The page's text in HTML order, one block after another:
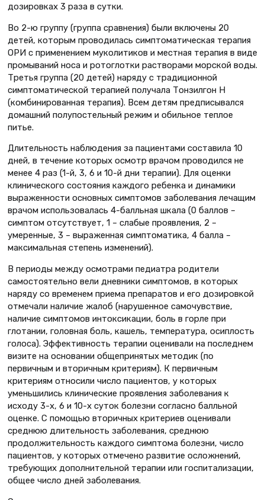
дозировках 3 раза в сутки.
Во 2-ю группу (группа сравнения) были включены 20
детей, которым проводилась симптоматическая терапия
ОРИ с применением муколитиков и местная терапия в виде
промываний носа и ротоглотки растворами морской воды.
Третья группа (20 детей) наряду с традиционной
симптоматической терапией получала Тонзилгон Н
(комбинированная терапия). Всем детям предписывался
домашний полупостельный режим и обильное теплое
питье.
Длительность наблюдения за пациентами составила 10
дней, в течение которых осмотр врачом проводился не
менее 4 раз (1-й, 3, 6 и 10-й дни терапии). Для оценки
клинического состояния каждого ребенка и динамики
выраженности основных симптомов заболевания лечащим
врачом использовалась 4-балльная шкала (0 баллов –
симптом отсутствует, 1 – слабые проявления, 2 –
умеренные, 3 – выраженная симптоматика, 4 балла –
максимальная степень изменений).
В периоды между осмотрами педиатра родители
самостоятельно вели дневники симптомов, в которых
наряду со временем приема препаратов и его дозировкой
отмечали наличие жалоб (нарушенное самочувствие,
наличие симптомов интоксикации, боль в горле при
глотании, головная боль, кашель, температура, осиплость
голоса). Эффективность терапии оценивали на последнем
визите на основании общепринятых методик (по
первичным и вторичным критериям). К первичным
критериям относили число пациентов, у которых
уменьшились клинические проявления заболевания к
исходу 3-х, 6 и 10-х суток болезни согласно балльной
оценке. С помощью вторичных критериев оценивали
среднюю длительность заболевания, среднюю
продолжительность каждого симптома болезни, число
пациентов, у которых отмечено развитие осложнений,
требующих дополнительной терапии или госпитализации,
общее число дней заболевания.